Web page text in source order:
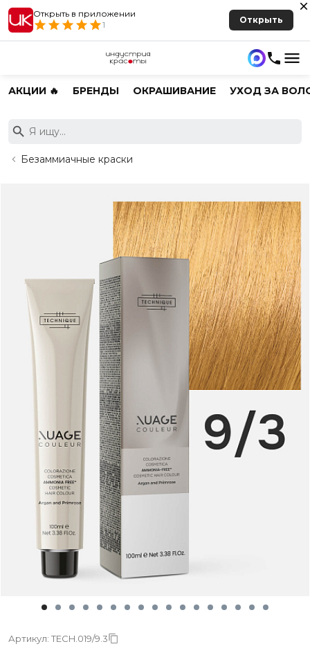
Открыть в приложении
1
Открыть
АКЦИИ 🔥 БРЕНДЫ ОКРАШИВАНИЕ УХОД ЗА
Безаммиачные краски
Артикул: TECH.019/9.3